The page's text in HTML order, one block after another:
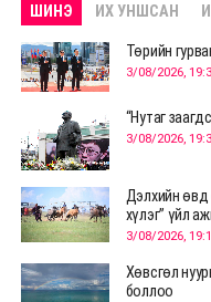
ШИНЭ ИХ УНШСАН
Төрийн
3/08/2026,
“Нутаг
3/08/2026,
Дэлхийн өвд
хүлэг” үйл
3/08/2026,
Хөвсгөл
боллоо